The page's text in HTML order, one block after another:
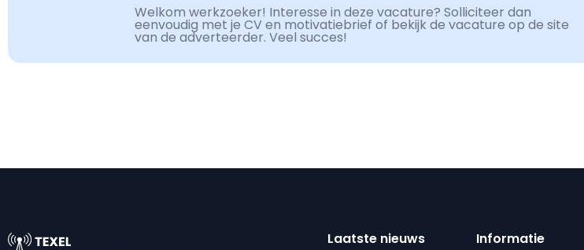
Welkom werkzoeker! Interesse in deze vacature? Solliciteer dan
eenvoudig met je CV en motivatiebrief of bekijk de vacature op de site
van de adverteerder. Veel succes!
Laatste nieuws Informatie